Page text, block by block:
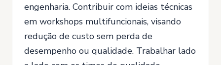
engenharia. Contribuir com ideias técnicas
em workshops multifuncionais, visando
redução de custo sem perda de
desempenho ou qualidade. Trabalhar lado